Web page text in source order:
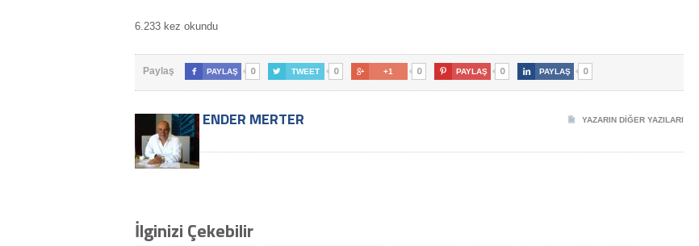
6.233 kez okundu
Paylaş  PAYLAŞ 0  TWEET 0  +1 0  PAYLAŞ 0  PAYLAŞ 0
YAZARIN DIĞER YAZILARI
ENDER MERTER
İlginizi Çekebilir